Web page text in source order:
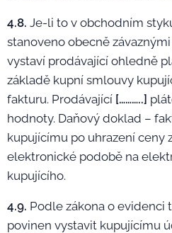
4.8. Je-li to v obchodním
stanoveno obecně
vystaví prodávající ohledně
základě kupní smlouvy
fakturu. Prodávající [………..]
hodnoty. Daňový doklad –
kupujícímu po uhrazení ceny
elektronické podobě na
kupujícího.
4.9. Podle zákona o evidenci
povinen vystavit kupujícímu